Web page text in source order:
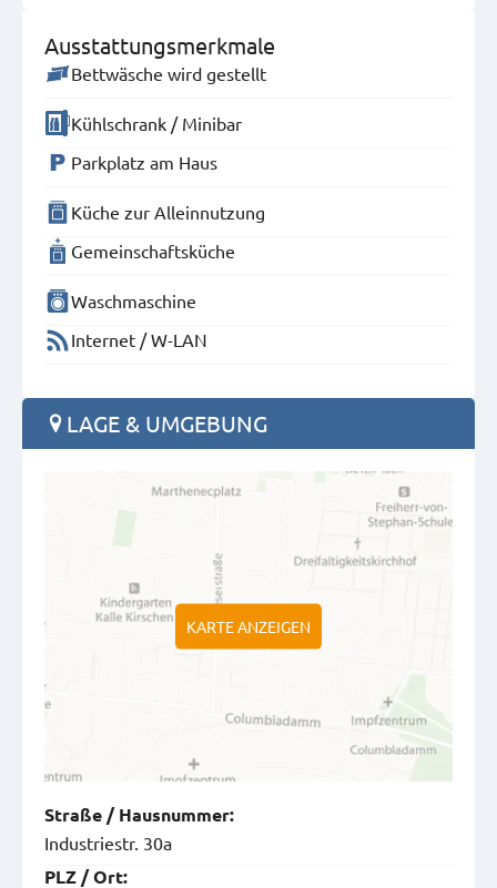
Ausstattungsmerkmale
Bettwäsche wird gestellt
Kühlschrank / Minibar
Parkplatz am Haus
Küche zur Alleinnutzung
Gemeinschaftsküche
Waschmaschine
Internet / W-LAN
LAGE & UMGEBUNG
KARTE ANZEIGEN
Straße / Hausnummer:
Industriestr. 30a
PLZ /Ort: